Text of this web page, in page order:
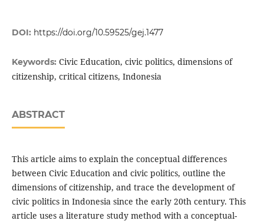
DOI: https://doi.org/10.59525/gej.1477
Keywords: Civic Education, civic politics, dimensions of
citizenship, critical citizens, Indonesia
ABSTRACT
This article aims to explain the conceptual differences
between Civic Education and civic politics, outline the
dimensions of citizenship, and trace the development of
civic politics in Indonesia since the early 20th century. This
article uses a literature study method with a conceptual-